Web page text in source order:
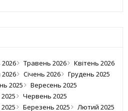
Травень 2026
Квітень 2026
Січень 2026
Грудень 2025
2025
Вересень 2025
Червень 2025
Березень 2025 Лютий 2025